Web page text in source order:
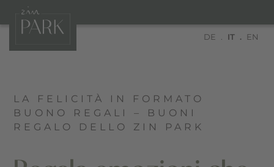
DE IT EN
LA FELICITÀ IN FORMATO
BUONO REGALI – BUONI
REGALO DELLO ZIN PARK